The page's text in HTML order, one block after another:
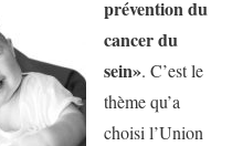
prévention du
cancer du
sein». C’est le
thème qu’a
choisi l’Union